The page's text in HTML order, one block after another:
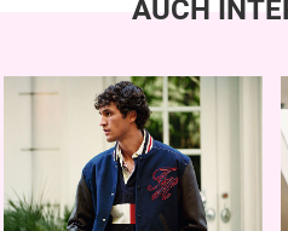
AUCH